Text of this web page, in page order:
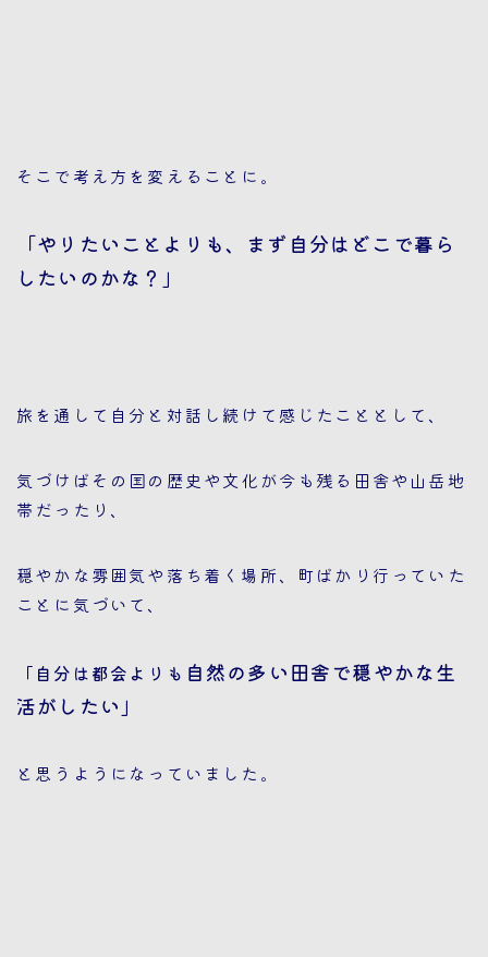
そこで考え方を変えることに。
「やりたいことよりも、まず自分はどこで暮ら
したいのかな？」
旅を通して自分と対話し続けて感じたこととして、
気づけばその国の歴史や文化が今も残る田舎や山岳地
帯だったり、
穏やかな雰囲気や落ち着く場所、町ばかり行っていた
ことに気づいて、
「自分は都会よりも 自然の多い田舎で穏やかな生
活がしたい」
と思うようになっていました。